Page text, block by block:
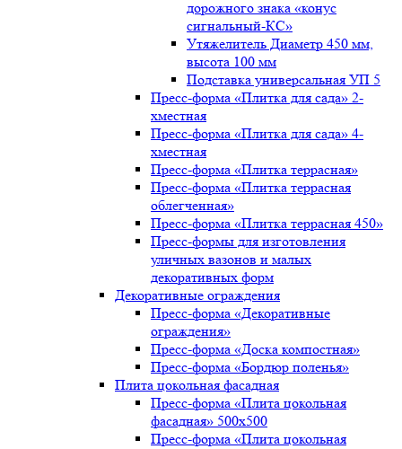
дорожного знака «конус
сигнальный-КС»
Утяжелитель Диаметр 450 мм,
высота 100 мм
Подставка универсальная УП 5
Пресс-форма «Плитка для сада» 2-
хместная
Пресс-форма «Плитка для сада» 4-
хместная
Пресс-форма «Плитка террасная»
Пресс-форма «Плитка террасная
облегченная»
Пресс-форма «Плитка террасная 450»
Пресс-формы для изготовления
уличных вазонов и малых
декоративных форм
Декоративные ограждения
Пресс-форма «Декоративные
ограждения»
Пресс-форма «Доска компостная»
Пресс-форма «Бордюр поленья»
Плита цокольная фасадная
Пресс-форма «Плита цокольная
фасадная» 500х500
Пресс-форма «Плита цокольная